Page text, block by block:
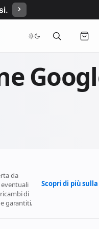
da
di
garantiti.
Scopri di più